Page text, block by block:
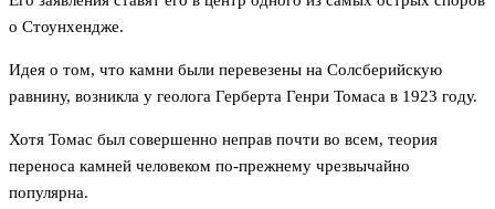
о Стоунхендже.
Идея о том, что камни были перевезены на Солсберийскую
равнину, возникла у геолога Герберта Генри Томаса в 1923 году.
Хотя Томас был совершенно неправ почти во всем, теория
переноса камней человеком по-прежнему чрезвычайно
популярна.